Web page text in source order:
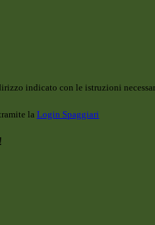
indicato con le istruzioni
la Login Spaggiari